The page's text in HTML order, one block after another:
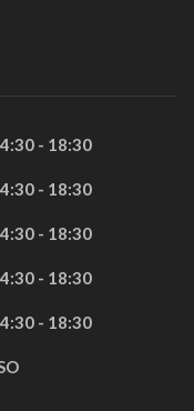
- 18:30
- 18:30
- 18:30
- 18:30
- 18:30